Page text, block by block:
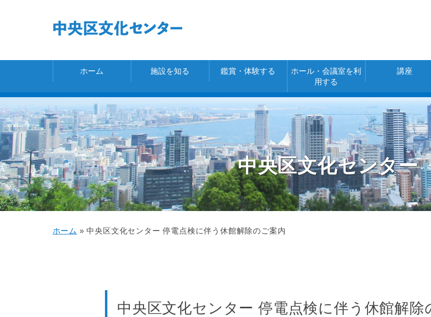
ホーム 施設を知る 鑑賞・体験する
ホール・会議室を利
用する
空き室情報・ご
予約
（あじさいネッ
ト）
施設の詳細
施設の使用料金
講座
中央区文化センター
ホーム » 中央区文化センター 停電点検に伴う休館解除のご案内
中央区文化センター 停電点検に伴う休館解除